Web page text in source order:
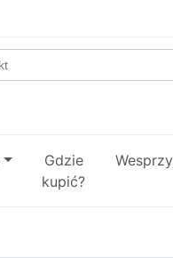
Gdzie
kupić?